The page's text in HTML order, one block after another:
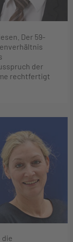
Der 59-
der
rechtfertigt
die